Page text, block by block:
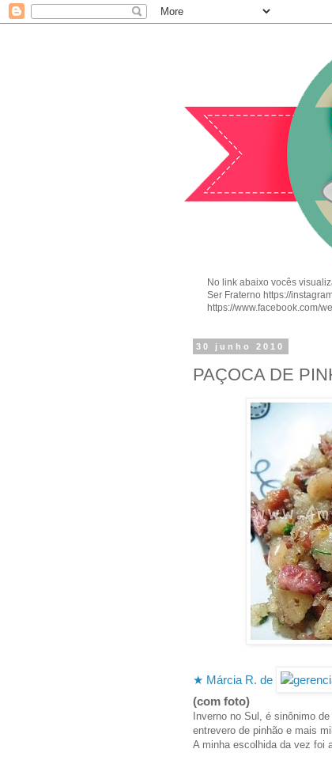
No link abaixo vocês
Ser Fraterno https://
https://www.facebook.com/
30 junho 2010
PAÇOCA DE
★ Márcia R. de
(com foto)
Inverno no Sul, é sinônimo
entrevero de pinhão e mais
A minha escolhida da vez foi